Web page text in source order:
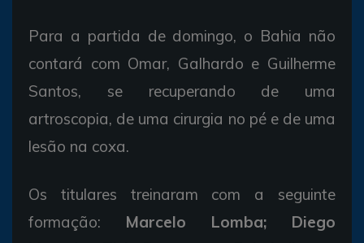
Para a partida de domingo, o Bahia não
contará com Omar, Galhardo e Guilherme
Santos, se recuperando de uma
artroscopia, de uma cirurgia no pé e de uma
lesão na coxa.
Os titulares treinaram com a seguinte
formação: Marcelo Lomba; Diego